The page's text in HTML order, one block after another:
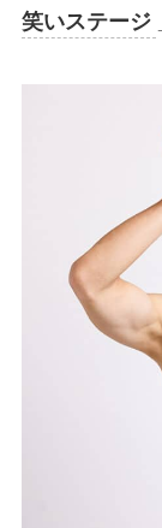
笑いステージ